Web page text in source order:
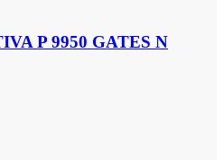
P 9950 GATES N